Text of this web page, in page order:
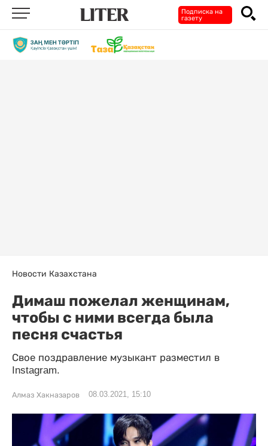
Подписка на
газету
Новости Казахстана
Димаш пожелал женщинам,
чтобы с ними всегда была
песня счастья
Свое поздравление музыкант разместил в
Instagram.
Алмаз Хакназаров 08.03.2021, 15:10